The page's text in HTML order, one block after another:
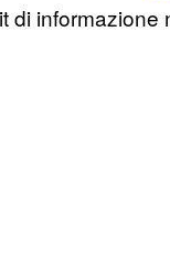
di informazione